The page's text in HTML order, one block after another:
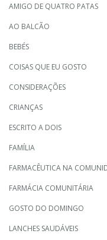
AMIGO DE QUATRO PATAS
AO BALCÃO
BEBÉS
COISAS QUE EU GOSTO
CONSIDERAÇÕES
CRIANÇAS
ESCRITO A DOIS
FAMÍLIA
FARMACÊUTICA NA
FARMÁCIA COMUNITÁRIA
GOSTO DO DOMINGO
LANCHES SAUDÁVEIS